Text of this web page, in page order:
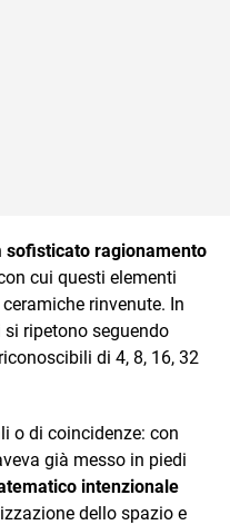
sofisticato ragionamento
cui questi elementi
rinvenute. In
ripetono seguendo
di 4, 8, 16, 32
o di coincidenze: con
già messo in piedi
intenzionale
dello spazio e